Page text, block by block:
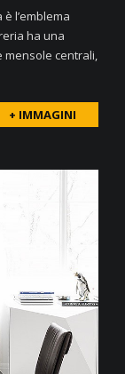
l’emblema
ha una
mensole centrali,
+ IMMAGINI